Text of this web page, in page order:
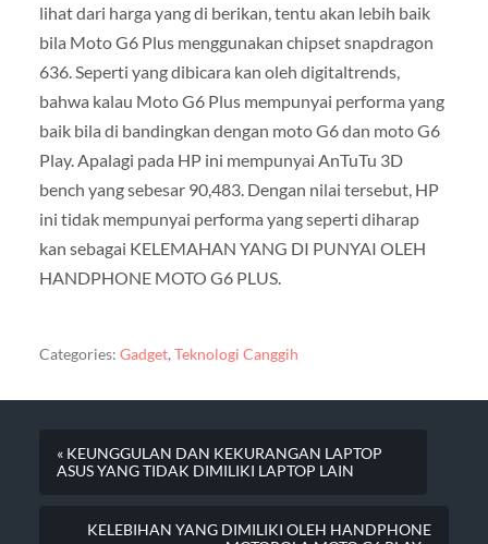
lihat dari harga yang di berikan, tentu akan lebih baik
bila Moto G6 Plus menggunakan chipset snapdragon
636. Seperti yang dibicara kan oleh digitaltrends,
bahwa kalau Moto G6 Plus mempunyai performa yang
baik bila di bandingkan dengan moto G6 dan moto G6
Play. Apalagi pada HP ini mempunyai AnTuTu 3D
bench yang sebesar 90,483. Dengan nilai tersebut, HP
ini tidak mempunyai performa yang seperti diharap
kan sebagai KELEMAHAN YANG DI PUNYAI OLEH
HANDPHONE MOTO G6 PLUS.
Categories: Gadget, Teknologi Canggih
« KEUNGGULAN DAN KEKURANGAN LAPTOP
ASUS YANG TIDAK DIMILIKI LAPTOP LAIN
KELEBIHAN YANG DIMILIKI OLEH HANDPHONE